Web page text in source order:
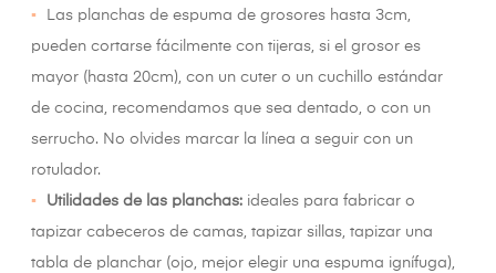
Las planchas de espuma de grosores hasta 3cm,
pueden cortarse fácilmente con tijeras, si el grosor es
mayor (hasta 20cm), con un cuter o un cuchillo estándar
de cocina, recomendamos que sea dentado, o con un
serrucho. No olvides marcar la línea a seguir con un
rotulador.
Utilidades de las planchas: ideales para fabricar o
tapizar cabeceros de camas, tapizar sillas, tapizar una
tabla de planchar (ojo, mejor elegir una espuma ignífuga),